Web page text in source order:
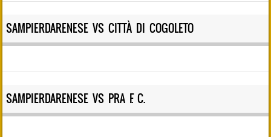
SAMPIERDARENESE VS CITTÀ DI COGOLETO
SAMPIERDARENESE VS PRA F. C.